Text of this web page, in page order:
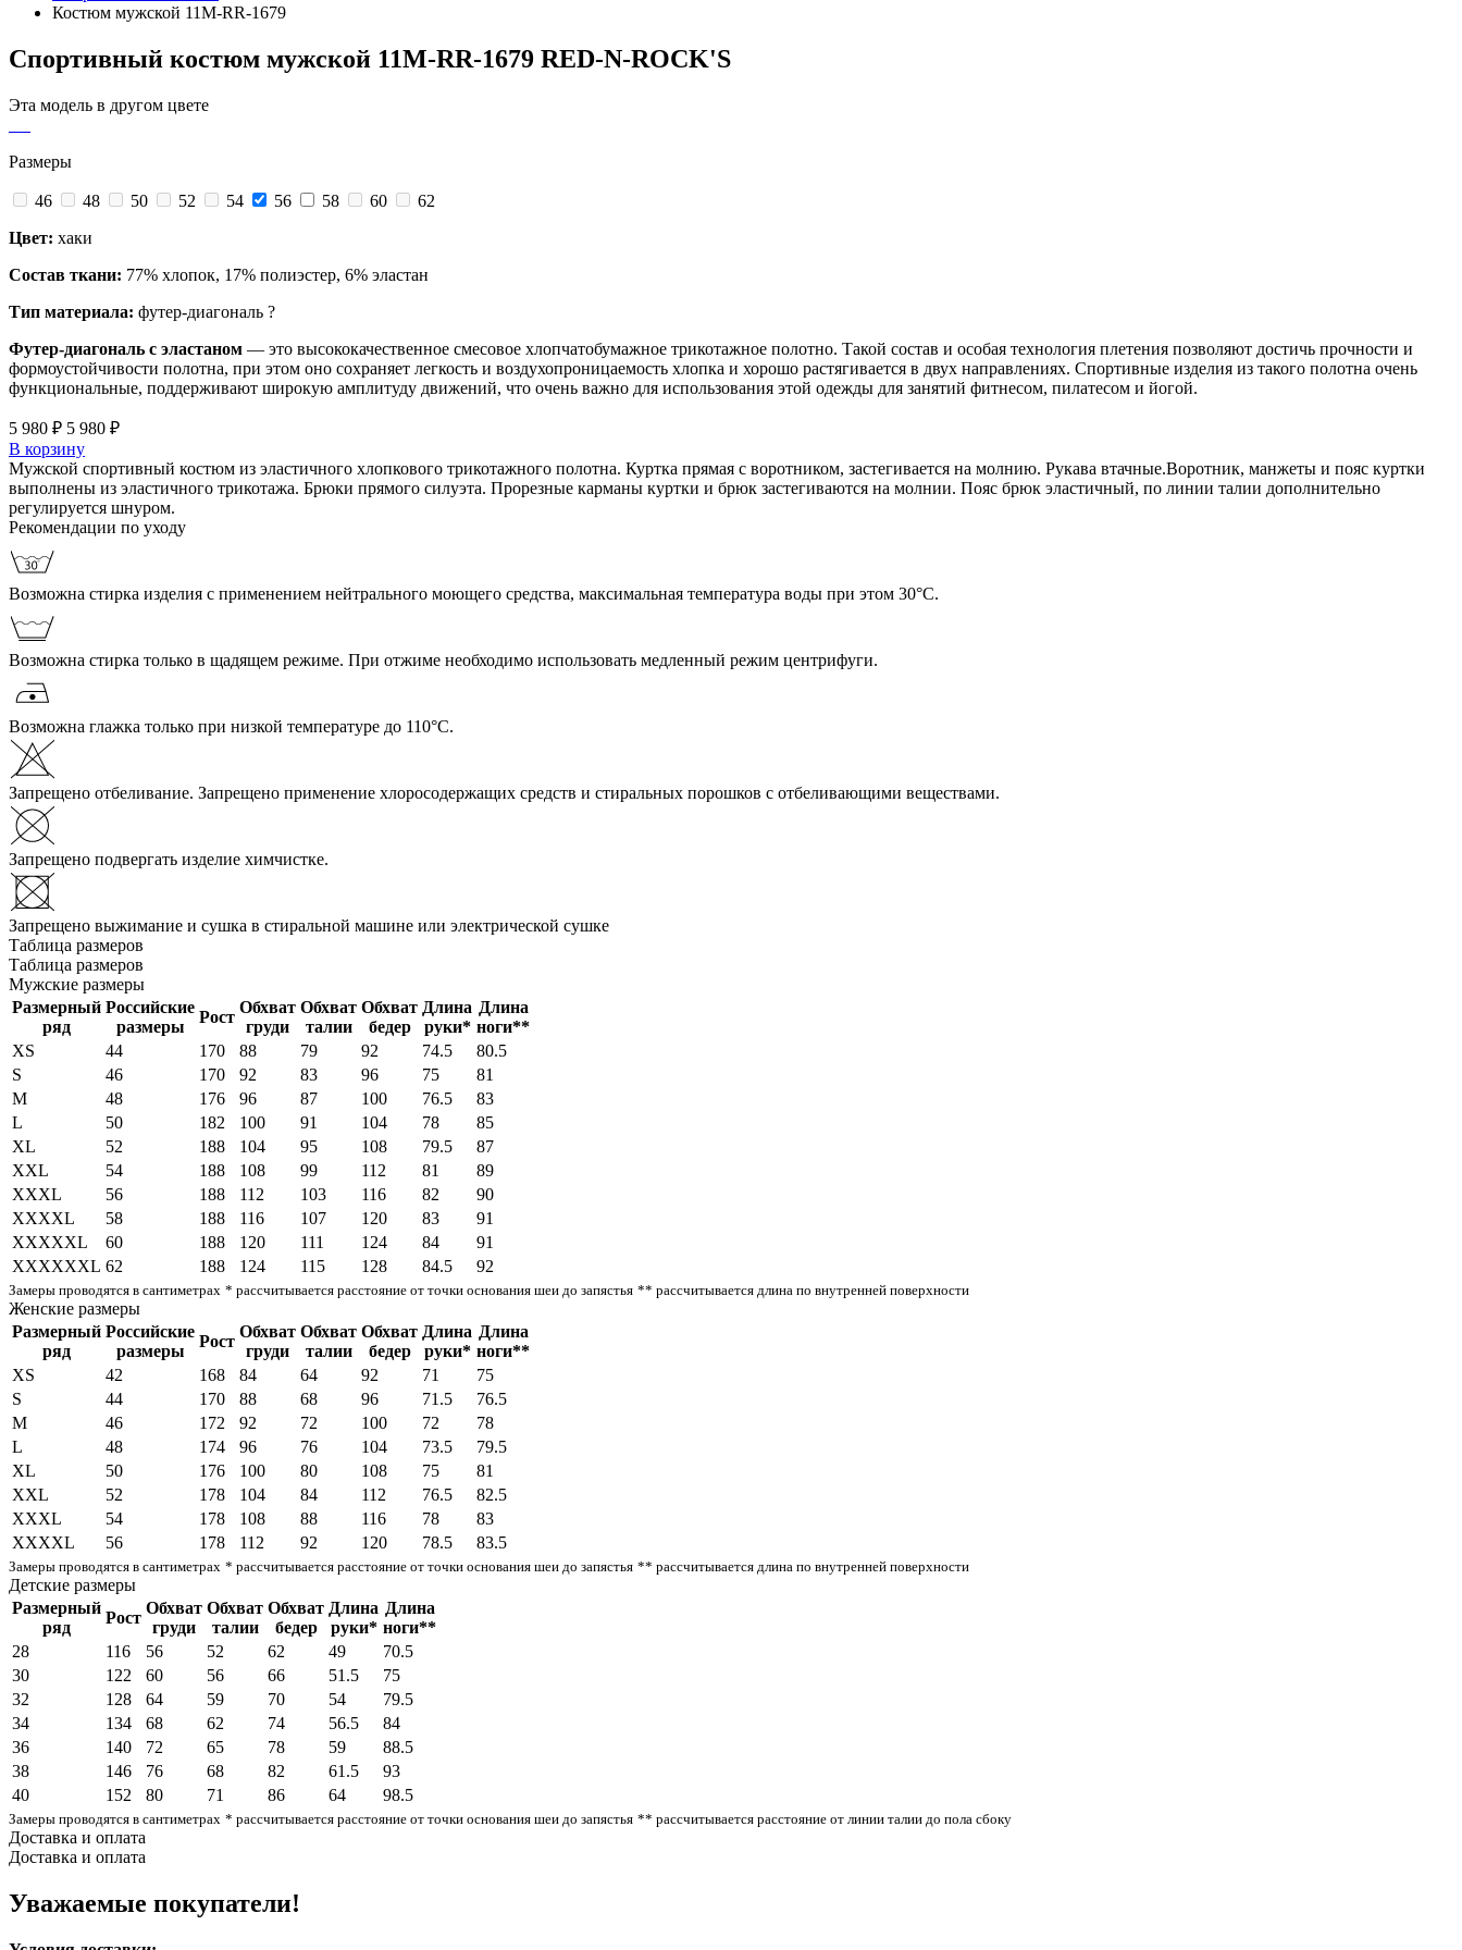
Костюм мужской 11M-RR-1679
Спортивный костюм мужской 11M-RR-1679 RED-N-ROCK'S
Эта модель в другом цвете
Размеры
46 48 50 52 54 56 58 60
62
Цвет: хаки
Состав ткани: 77% хлопок, 17% полиэстер, 6% эластан
Тип материала: футер-диагональ ?
Футер-диагональ с эластаном — это высококачественное смесовое хлопчатобумажное трикотажное полотно. Такой состав и особая технология плетения позволяют достичь прочности и
формоустойчивости полотна, при этом оно сохраняет легкость и воздухопроницаемость хлопка и хорошо растягивается в двух направлениях. Спортивные изделия из такого полотна очень
функциональные, поддерживают широкую амплитуду движений, что очень важно для использования этой одежды для занятий фитнесом, пилатесом и йогой.
5 980 ₽ 5 980 ₽
В корзину
Мужской спортивный костюм из эластичного хлопкового трикотажного полотна. Куртка прямая с воротником, застегивается на молнию. Рукава втачные.Воротник, манжеты и пояс куртки
выполнены из эластичного трикотажа. Брюки прямого силуэта. Прорезные карманы куртки и брюк застегиваются на молнии. Пояс брюк эластичный, по линии талии дополнительно
регулируется шнуром.
Рекомендации по уходу
Возможна стирка изделия с применением нейтрального моющего средства, максимальная температура воды при этом 30°С.
Возможна стирка только в щадящем режиме. При отжиме необходимо использовать медленный режим центрифуги.
Возможна глажка только при низкой температуре до 110°С.
Запрещено отбеливание. Запрещено применение хлоросодержащих средств и стиральных порошков с отбеливающими веществами.
Запрещено подвергать изделие химчистке.
Запрещено выжимание и сушка в стиральной машине или электрической сушке
Таблица размеров
Таблица размеров
Мужские размеры
Размерный
ряд
Российские
размеры
Рост
Обхват
груди
Обхват
талии
Обхват
бедер
Длина
руки*
Длина
ноги**
XS
44 170 88 79 92 74.5
80.5
S
46 170 92 83 96 75
81
M
48 176 96 87 100 76.5
83
L
50 182 100 91 104 78
85
XL
52 188 104 95 108 79.5
87
XXL
54 188 108 99 112 81
89
XXXL
56 188 112 103 116 82
90
XXXXL
58 188 116 107 120 83
91
XXXXXL
60 188 120 111 124 84
91
XXXXXXL 62 188 124 115 128 84.5 92
Замеры проводятся в сантиметрах * рассчитывается расстояние от точки основания шеи до запястья ** рассчитывается длина по внутренней поверхности
Женские размеры
Размерный
ряд
Российские
размеры
Рост
Обхват
груди
Обхват
талии
Обхват
бедер
Длина
руки*
Длина
ноги**
XS
42 168 84 64 92 71
75
S
44 170 88 68 96 71.5
76.5
M
46 172 92 72 100 72
78
L
48 174 96 76 104 73.5
79.5
XL
50 176 100 80 108 75
81
XXL
52 178 104 84 112 76.5
82.5
XXXL
54 178 108 88 116 78
83
XXXXL
56 178 112 92 120 78.5 83.5
Замеры проводятся в сантиметрах * рассчитывается расстояние от точки основания шеи до запястья ** рассчитывается длина по внутренней поверхности
Детские размеры
Размерный
ряд
Рост
Обхват
груди
Обхват
талии
Обхват
бедер
Длина
руки*
Длина
ноги**
28
116 56 52 62 49
70.5
30
122 60 56 66 51.5
75
32
128 64 59 70 54
79.5
34
134 68 62 74 56.5
84
36
140 72 65 78 59
88.5
38
146 76 68 82 61.5
93
40
152 80 71 86 64 98.5
Замеры проводятся в сантиметрах * рассчитывается расстояние от точки основания шеи до запястья ** рассчитывается расстояние от линии талии до пола сбоку
Доставка и оплата
Доставка и оплата
Уважаемые покупатели!